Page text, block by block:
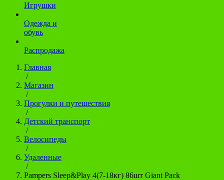
Игрушки
Одежда и
обувь
Распродажа
Главная
/
Магазин
/
Прогулки и путешествия
/
Детский транспорт
/
Велосипеды
/
Удаленные
/
Pampers Sleep&Play 4(7-18кг) 86шт Giant Pack